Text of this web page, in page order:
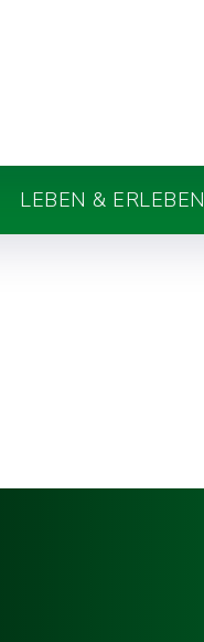
LEBEN & ERLEBEN